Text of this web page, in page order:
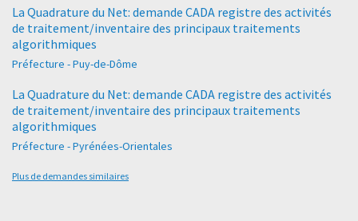
La Quadrature du Net: demande CADA registre des activités
de traitement/inventaire des principaux traitements
algorithmiques
Préfecture - Puy-de-Dôme
La Quadrature du Net: demande CADA registre des activités
de traitement/inventaire des principaux traitements
algorithmiques
Préfecture - Pyrénées-Orientales
Plus de demandes similaires